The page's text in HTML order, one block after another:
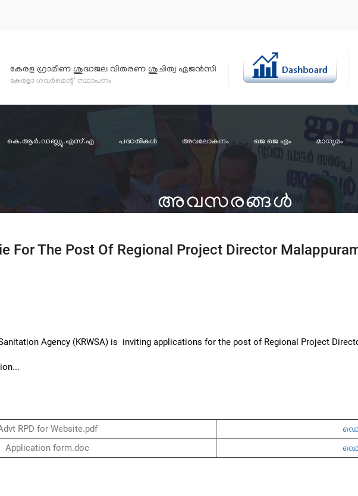
കേരള ഗ്രാമീണ ശുദ്ധജല വിതരണ ശുചിത്വ ഏജന്‍സി
കേരളാ ഗവർമെന്റ് സ്ഥാപനം
കെ.ആര്‍.ഡബ്ല്യു.എസ്.എ പദ്ധതികള്‍ അവലോകനം ജെ ജെ എം മാധ്യമം
അവസരങ്ങള്‍
For The Post Of Regional Project Director
Agency (KRWSA) is inviting applications for the post of Regional Project
RPD for Website.pdf
Application form.doc